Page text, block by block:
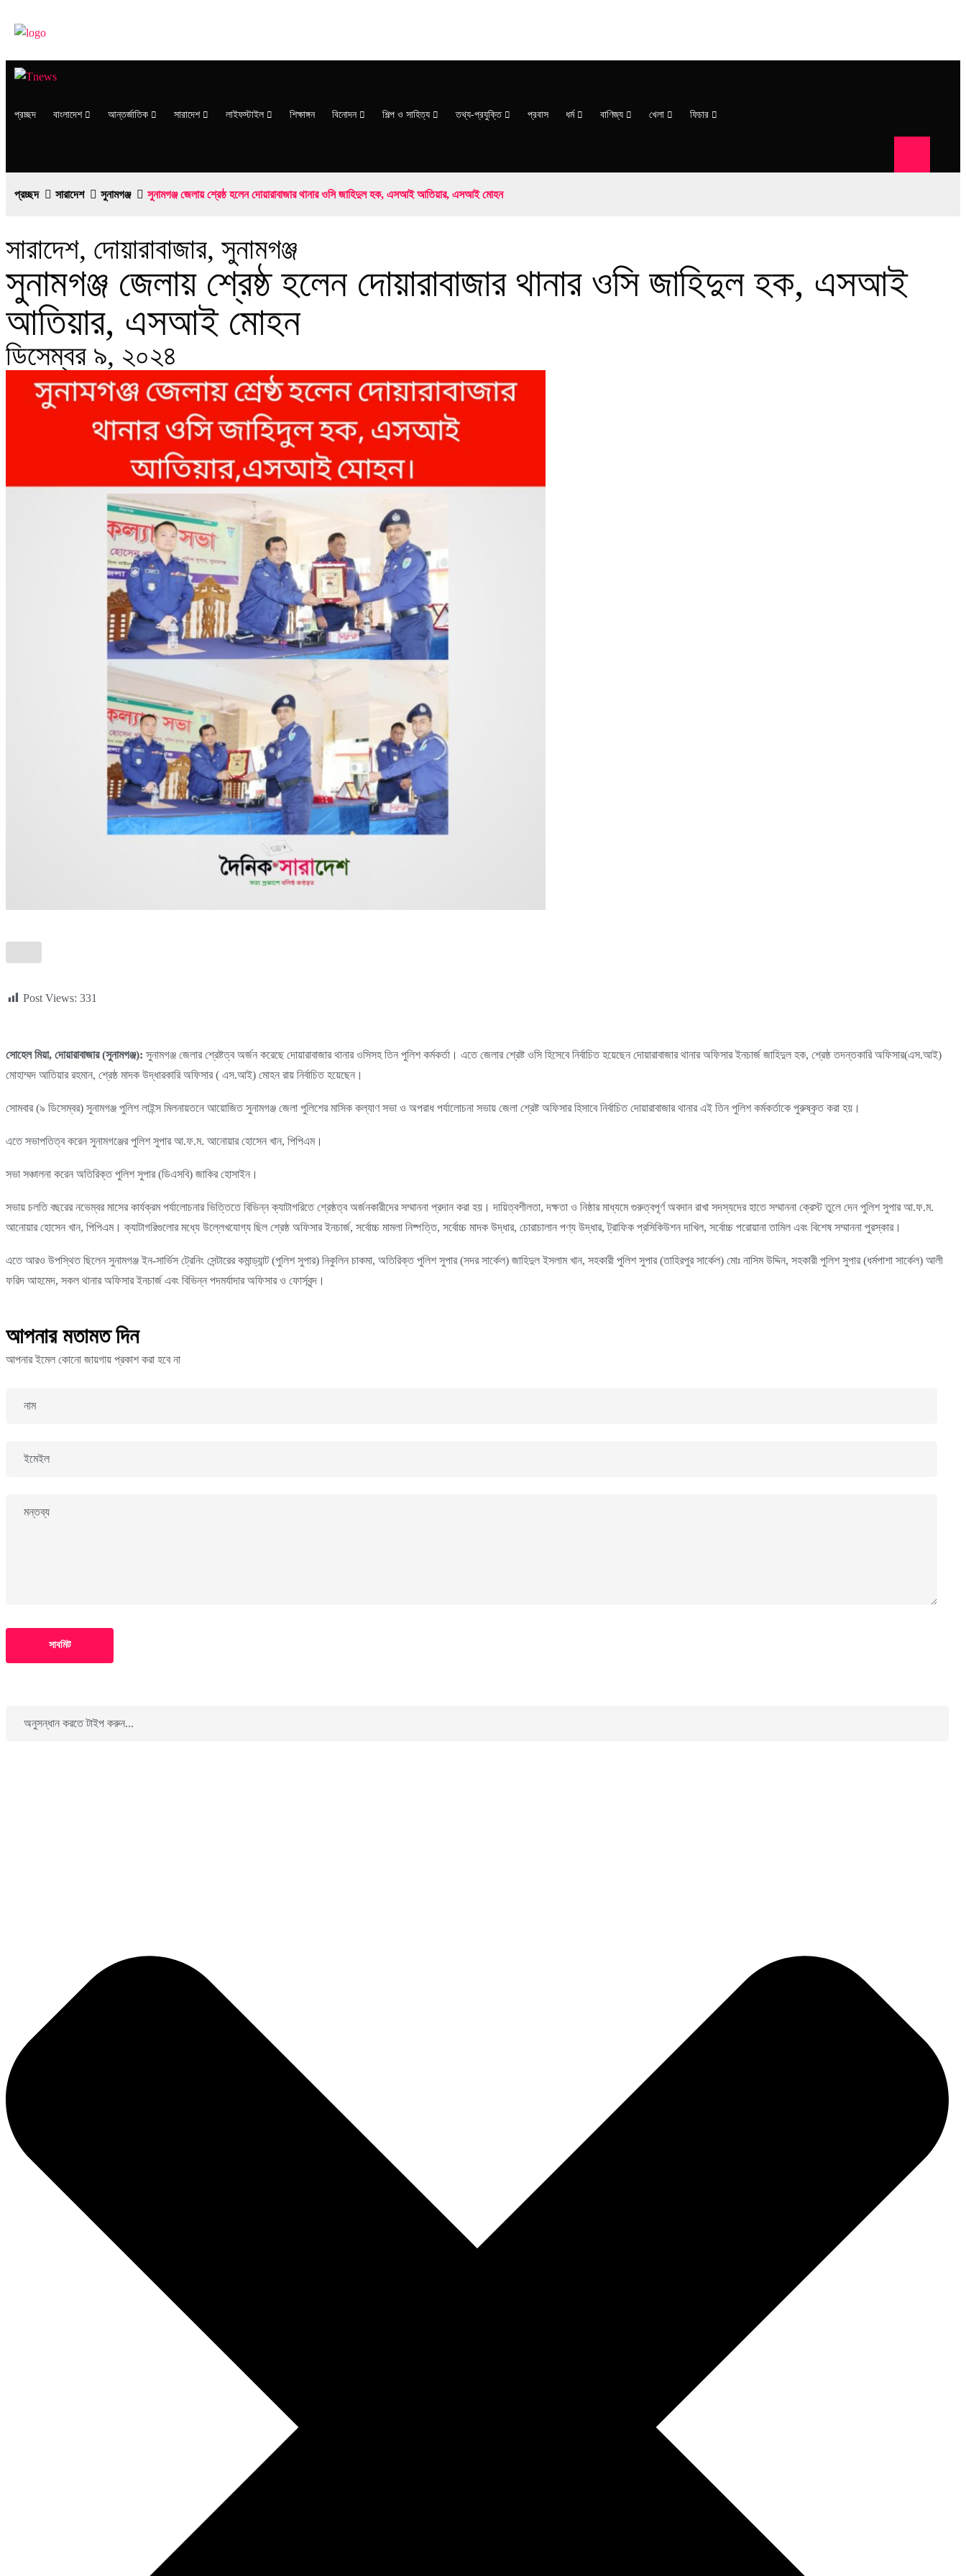
প্রচ্ছদ বাংলাদেশ আন্তর্জাতিক সারাদেশ লাইফস্টাইল শিক্ষাঙ্গন বিনোদন শিল্প ও সাহিত্য তথ্য-প্রযুক্তি প্রবাস ধর্ম বাণিজ্য খেলা ফিচার
প্রচ্ছদ সারাদেশ সুনামগঞ্জ সুনামগঞ্জ জেলায় শ্রেষ্ঠ হলেন দোয়ারাবাজার থানার ওসি জাহিদুল হক, এসআই আতিয়ার, এসআই মোহন
সারাদেশ, দোয়ারাবাজার, সুনামগঞ্জ
সুনামগঞ্জ জেলায় শ্রেষ্ঠ হলেন দোয়ারাবাজার থানার ওসি জাহিদুল হক, এসআই
আতিয়ার, এসআই মোহন
ডিসেম্বর ৯, ২০২৪
Post Views: 331
সোহেল মিয়া, দোয়ারাবাজার (সুনামগঞ্জ): সুনামগঞ্জ জেলার শ্রেষ্টত্ব অর্জন করেছে দোয়ারাবাজার থানার ওসিসহ তিন পুলিশ কর্মকর্তা। এতে জেলার শ্রেষ্ট ওসি হিসেবে নির্বাচিত হয়েছেন দোয়ারাবাজার থানার অফিসার ইনচার্জ জাহিদুল হক, শ্রেষ্ঠ তদন্তকারি অফিসার(এস.আই)
মোহাম্মদ আতিয়ার রহমান, শ্রেষ্ঠ মাদক উদ্ধারকারি অফিসার ( এস.আই) মোহন রায় নির্বাচিত হয়েছেন।
সোমবার (৯ ডিসেম্বর) সুনামগঞ্জ পুলিশ লাইন্স মিলনায়তনে আয়োজিত সুনামগঞ্জ জেলা পুলিশের মাসিক কল্যাণ সভা ও অপরাধ পর্যালোচনা সভায় জেলা শ্রেষ্ট অফিসার হিসাবে নির্বাচিত দোয়ারাবাজার থানার এই তিন পুলিশ কর্মকর্তাকে পুরুষ্কৃত করা হয়।
এতে সভাপতিত্ব করেন সুনামগঞ্জের পুলিশ সুপার আ.ফ.ম. আনোয়ার হোসেন খান, পিপিএম।
সভা সঞ্চালনা করেন অতিরিক্ত পুলিশ সুপার (ডিএসবি) জাকির হোসাইন।
সভায় চলতি বছরের নভেম্বর মাসের কার্যক্রম পর্যালোচনার ভিত্তিতে বিভিন্ন ক্যাটাগরিতে শ্রেষ্ঠত্ব অর্জনকারীদের সম্মাননা প্রদান করা হয়। দায়িত্বশীলতা, দক্ষতা ও নিষ্ঠার মাধ্যমে গুরুত্বপূর্ণ অবদান রাখা সদস্যদের হাতে সম্মাননা ক্রেস্ট তুলে দেন পুলিশ সুপার আ.ফ.ম.
আনোয়ার হোসেন খান, পিপিএম। ক্যাটাগরিগুলোর মধ্যে উল্লেখযোগ্য ছিল শ্রেষ্ঠ অফিসার ইনচার্জ, সর্বোচ্চ মামলা নিষ্পত্তি, সর্বোচ্চ মাদক উদ্ধার, চোরাচালান পণ্য উদ্ধার, ট্রাফিক প্রসিকিউশন দাখিল, সর্বোচ্চ পরোয়ানা তামিল এবং বিশেষ সম্মাননা পুরস্কার।
এতে আরও উপস্থিত ছিলেন সুনামগঞ্জ ইন-সার্ভিস ট্রেনিং সেন্টারের কমান্ড্যান্ট (পুলিশ সুপার) নিকুলিন চাকমা, অতিরিক্ত পুলিশ সুপার (সদর সার্কেল) জাহিদুল ইসলাম খান, সহকারী পুলিশ সুপার (তাহিরপুর সার্কেল) মোঃ নাসিম উদ্দিন, সহকারী পুলিশ সুপার (ধর্মপাশা সার্কেল) আলী
ফরিদ আহমেদ, সকল থানার অফিসার ইনচার্জ এবং বিভিন্ন পদমর্যাদার অফিসার ও ফোর্সবৃন্দ।
আপনার মতামত দিন
আপনার ইমেল কোনো জায়গায় প্রকাশ করা হবে না
সাবমিট